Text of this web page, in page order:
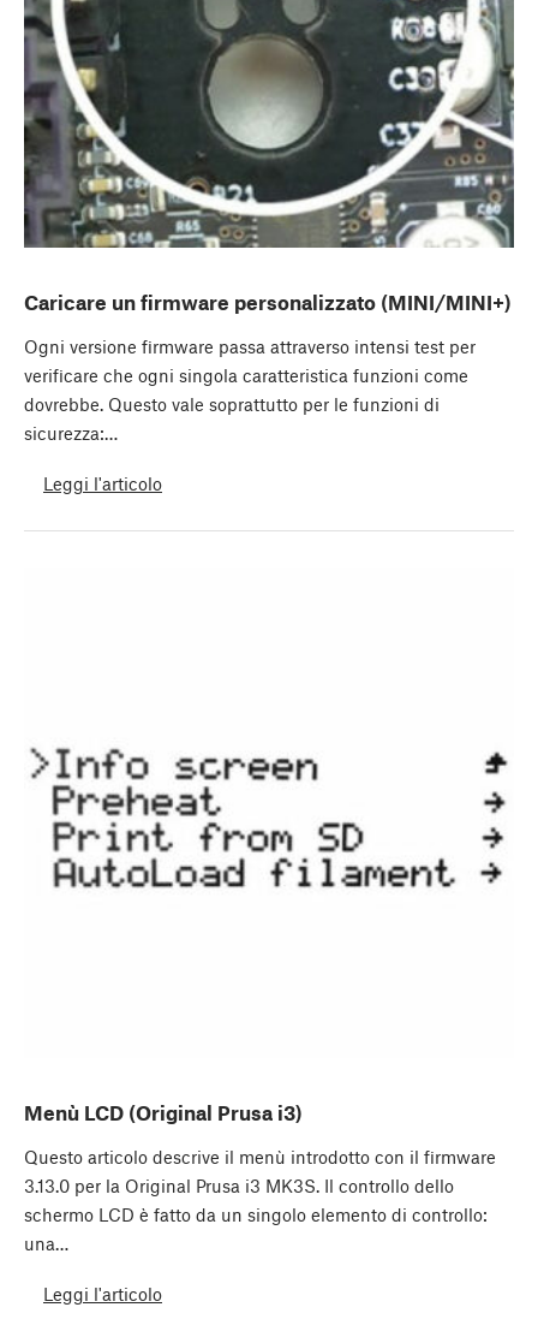
Caricare un firmware personalizzato (MINI/MINI+)
Ogni versione firmware passa attraverso intensi test per
verificare che ogni singola caratteristica funzioni come
dovrebbe. Questo vale soprattutto per le funzioni di
sicurezza:…
Leggi l'articolo
Menù LCD (Original Prusa i3)
Questo articolo descrive il menù introdotto con il firmware
3.13.0 per la Original Prusa i3 MK3S. Il controllo dello
schermo LCD è fatto da un singolo elemento di controllo:
una…
Leggi l'articolo